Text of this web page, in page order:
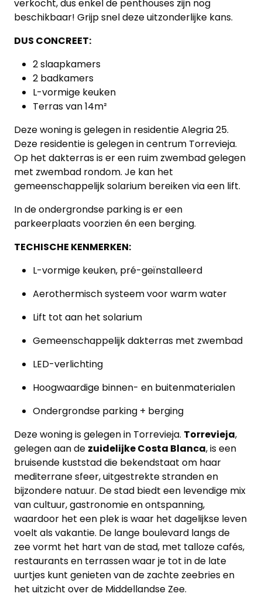
Home
Lopende
projecten
Onze
werkwijze
Contacteer
ons
Blog
Cookies
verkocht, dus enkel de penthouses zijn nog
beschikbaar! Grijp snel deze uitzonderlijke kans.
DUS CONCREET:
2 slaapkamers
2 badkamers
L-vormige keuken
Terras van 14m²
Deze woning is gelegen in residentie Alegria 25.
Deze residentie is gelegen in centrum Torrevieja.
Op het dakterras is er een ruim zwembad gelegen
met zwembad rondom. Je kan het
gemeenschappelijk solarium bereiken via een lift.
In de ondergrondse parking is er een
parkeerplaats voorzien én een berging.
TECHISCHE KENMERKEN:
L-vormige keuken, pré-geïnstalleerd
Aerothermisch systeem voor warm water
Lift tot aan het solarium
Gemeenschappelijk dakterras met zwembad
LED-verlichting
Hoogwaardige binnen- en buitenmaterialen
Ondergrondse parking + berging
Deze woning is gelegen in Torrevieja. Torrevieja,
gelegen aan de zuidelijke Costa Blanca, is een
bruisende kuststad die bekendstaat om haar
mediterrane sfeer, uitgestrekte stranden en
bijzondere natuur. De stad biedt een levendige mix
van cultuur, gastronomie en ontspanning,
waardoor het een plek is waar het dagelijkse leven
voelt als vakantie. De lange boulevard langs de
zee vormt het hart van de stad, met talloze cafés,
restaurants en terrassen waar je tot in de late
uurtjes kunt genieten van de zachte zeebries en
het uitzicht over de Middellandse Zee.